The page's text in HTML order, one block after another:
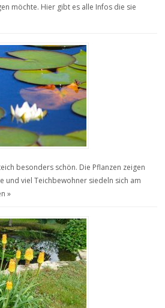
möchte. Hier gibt es alle Infos die sie
besonders schön. Die Pflanzen zeigen
und viel Teichbewohner siedeln sich am
»